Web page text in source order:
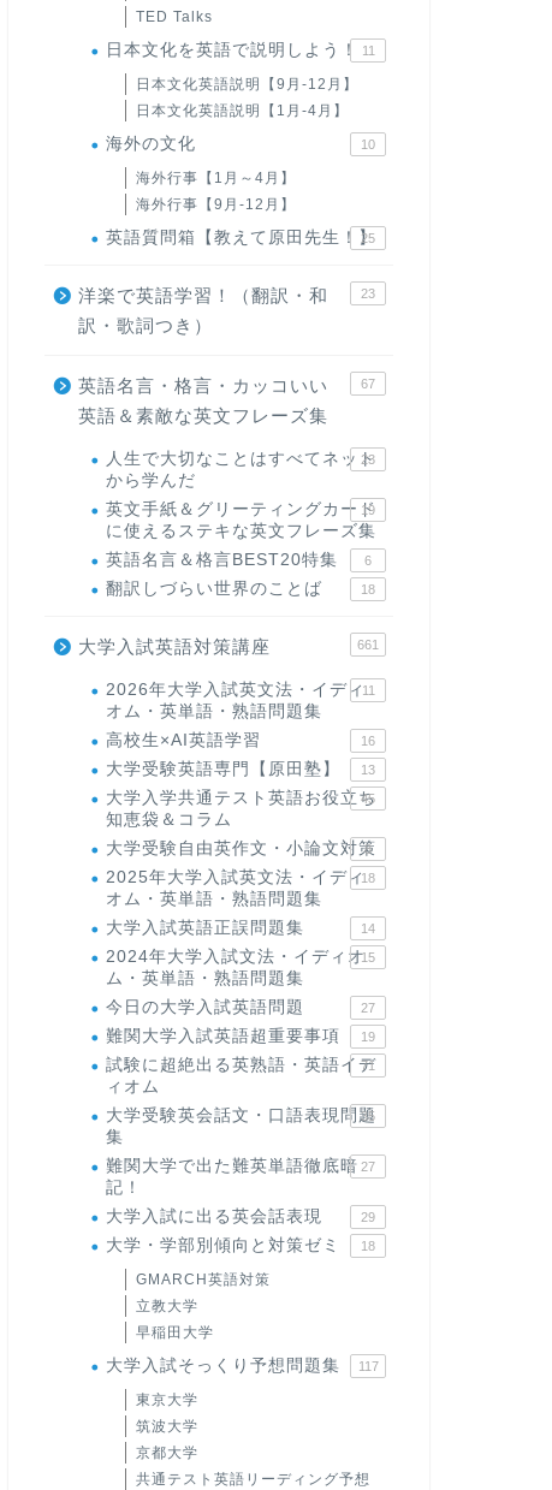
TED Talks
日本文化を英語で説明しよう！ 11
日本文化英語説明【9月-12月】
日本文化英語説明【1月-4月】
海外の文化 10
海外行事【1月～4月】
海外行事【9月-12月】
英語質問箱【教えて原田先生！】
25
洋楽で英語学習！（翻訳・和
訳・歌詞つき）
23
英語名言・格言・カッコいい
英語＆素敵な英文フレーズ集
67
人生で大切なことはすべてネット
から学んだ
23
英文手紙＆グリーティングカード
に使えるステキな英文フレーズ集
19
英語名言＆格言BEST20特集 6
翻訳しづらい世界のことば 18
大学入試英語対策講座 661
2026年大学入試英文法・イディ
オム・英単語・熟語問題集
11
高校生×AI英語学習 16
大学受験英語専門【原田塾】 13
大学入学共通テスト英語お役立ち
知恵袋＆コラム
45
大学受験自由英作文・小論文対策
8
2025年大学入試英文法・イディ
オム・英単語・熟語問題集
18
大学入試英語正誤問題集 14
2024年大学入試文法・イディオ
ム・英単語・熟語問題集
15
今日の大学入試英語問題 27
難関大学入試英語超重要事項 19
試験に超絶出る英熟語・英語イデ
ィオム
71
大学受験英会話文・口語表現問題
集
35
難関大学で出た難英単語徹底暗
記！
27
大学入試に出る英会話表現 29
大学・学部別傾向と対策ゼミ 18
GMARCH英語対策
立教大学
早稲田大学
大学入試そっくり予想問題集 117
東京大学
筑波大学
京都大学
共通テスト英語リーディング予想